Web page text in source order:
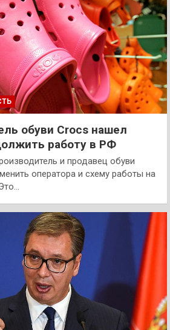
обуви Crocs нашел
работу в РФ
и продавец обуви
оператора и схему работы на